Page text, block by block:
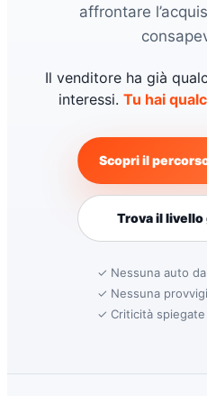
affrontare
Il venditore ha già
interessi. Tu hai
Scopri il
Trova il
✓ Nessuna auto
✓ Nessuna
✓ Criticità